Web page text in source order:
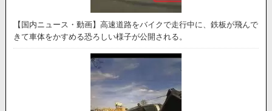
【国内ニュース・動画】高速道路をバイクで走行中に、鉄板が飛んで
きて車体をかすめる恐ろしい様子が公開される。